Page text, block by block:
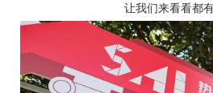
让我们来看看都